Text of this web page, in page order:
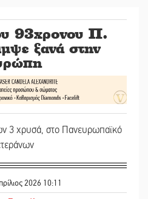
93χρονου Π.
ξανά στην
3 χρυσά, στο Πανευρωπαϊκό
2026 10:11